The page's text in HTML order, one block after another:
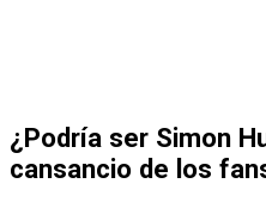
¿Podría ser Simon
cansancio de los